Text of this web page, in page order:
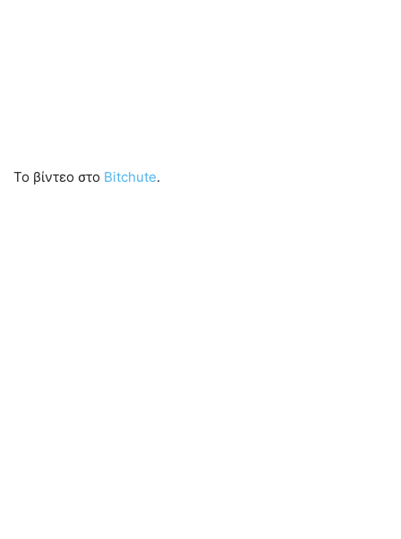
Το βίντεο στο Bitchute.